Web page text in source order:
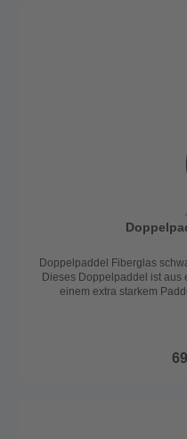
Doppelpaddel Fiberglas
Dieses Doppelpaddel ist aus
einem extra starkem